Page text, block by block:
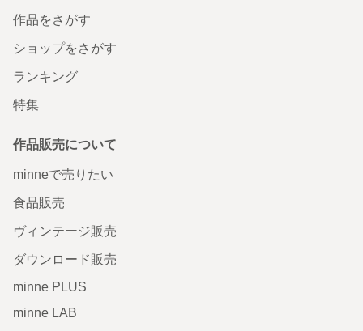
作品をさがす
ショップをさがす
ランキング
特集
作品販売について
minneで売りたい
食品販売
ヴィンテージ販売
ダウンロード販売
minne PLUS
minne LAB